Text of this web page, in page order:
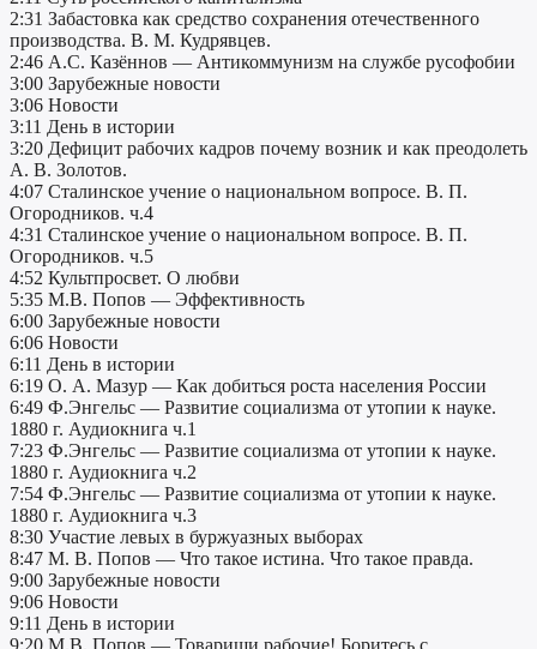
2:31 Забастовка как средство сохранения отечественного
производства. В. М. Кудрявцев.
2:46 А.С. Казённов — Антикоммунизм на службе русофобии
3:00 Зарубежные новости
3:06 Новости
3:11 День в истории
3:20 Дефицит рабочих кадров почему возник и как преодолеть
А. В. Золотов.
4:07 Сталинское учение о национальном вопросе. В. П.
Огородников. ч.4
4:31 Сталинское учение о национальном вопросе. В. П.
Огородников. ч.5
4:52 Культпросвет. О любви
5:35 М.В. Попов — Эффективность
6:00 Зарубежные новости
6:06 Новости
6:11 День в истории
6:19 О. А. Мазур — Как добиться роста населения России
6:49 Ф.Энгельс — Развитие социализма от утопии к науке.
1880 г. Аудиокнига ч.1
7:23 Ф.Энгельс — Развитие социализма от утопии к науке.
1880 г. Аудиокнига ч.2
7:54 Ф.Энгельс — Развитие социализма от утопии к науке.
1880 г. Аудиокнига ч.3
8:30 Участие левых в буржуазных выборах
8:47 М. В. Попов — Что такое истина. Что такое правда.
9:00 Зарубежные новости
9:06 Новости
9:11 День в истории